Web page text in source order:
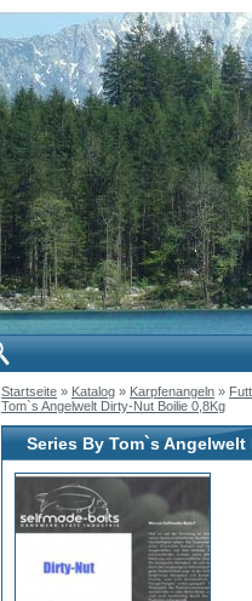
Startseite » Katalog » Karpfenangeln »
Tom`s Angelwelt Dirty-Nut Boilie 0,8Kg
Series By Tom`s